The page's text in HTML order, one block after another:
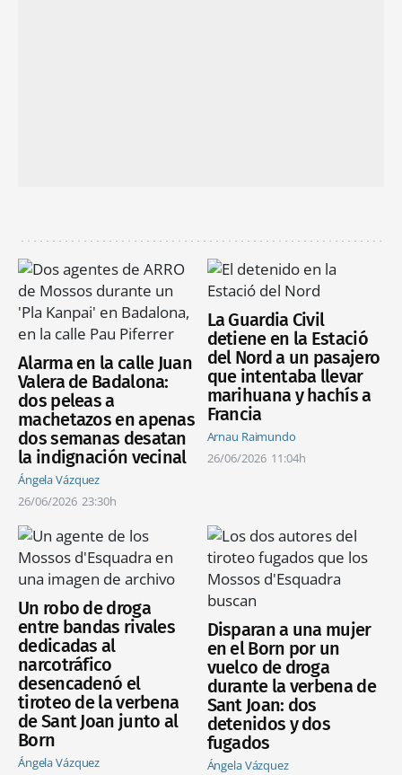
Alarma en la calle Juan
Valera de Badalona:
dos peleas a
machetazos en apenas
dos semanas desatan
la indignación vecinal
Ángela Vázquez
26/06/2026 23:30h
La Guardia Civil
detiene en la Estació
del Nord a un pasajero
que intentaba llevar
marihuana y hachís a
Francia
Arnau Raimundo
26/06/2026 11:04h
Un robo de droga
entre bandas rivales
dedicadas al
narcotráfico
desencadenó el
tiroteo de la verbena
de Sant Joan junto al
Born
Ángela Vázquez
Disparan a una mujer
en el Born por un
vuelco de droga
durante la verbena de
Sant Joan: dos
detenidos y dos
fugados
Ángela Vázquez